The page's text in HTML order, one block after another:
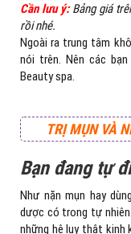
Cần lưu ý: Bảng giá
rồi nhé.
Ngoài ra trung tâm
nói trên. Nên các
Beauty spa.
TRỊ MỤN VÀ
Bạn đang tự
Như nặn mụn hay
dược có trong tự
những hệ lụy thật kinh